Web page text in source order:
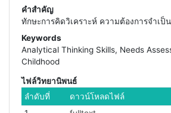
คำสำคัญ
ทักษะการคิดวิเคราะห์ ความต้องการจำเป็
Keywords
Analytical Thinking Skills, Needs
Childhood
ไฟล์วิทยานิพนธ์
ลำดับที่
ดาวน์โหลดไฟล์